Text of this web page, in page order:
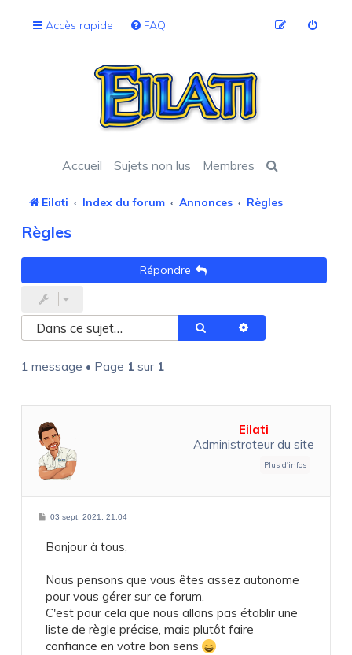
Accès rapide FAQ
Accueil Sujets non lus Membres
Eilati Index du forum Annonces Règles
Règles
Répondre
Rechercher
1 message • Page 1 sur 1
Eilati
Administrateur du site
M
s
a
03 sept. 2021, 21:04
Bonjour à tous,
Nous pensons que vous êtes assez autonome
pour vous gérer sur ce forum.
C'est pour cela que nous allons pas établir une
liste de règle précise, mais plutôt faire
confiance en votre bon sens